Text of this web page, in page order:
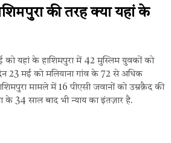
की तरह क्या यहां के
को यहां के हाशिमपुरा में 42 मुस्लिम युवकों को
23 मई को मलियाना गांव के 72 से अधिक
मामले में 16 पीएसी जवानों को उम्रक़ैद की
के 34 साल बाद भी न्याय का इंतज़ार है.